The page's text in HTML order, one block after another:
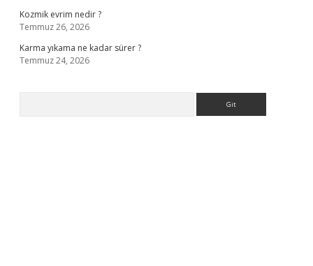
Kozmik evrim nedir ?
Temmuz 26, 2026
Karma yıkama ne kadar sürer ?
Temmuz 24, 2026